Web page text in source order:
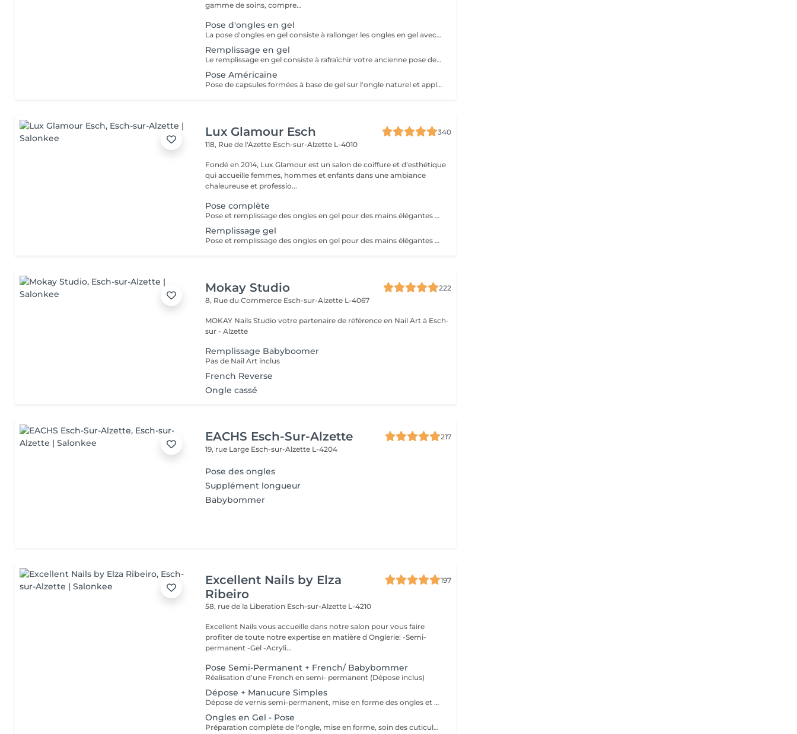
gamme de soins, compre...
Pose d'ongles en gel
La pose d'ongles en gel consiste à rallonger les ongles en gel avec chablons ou capsules et poser un vernis semi-permanent pour une tenue de 3 à 4 semaines. MERCI DE RÉSERVER DIRECTEMENT SUR SALONKEE VOS DÉCORATIONS (french, babyboomer, strass, poudre,) si elles ne sont pas sélectionnées nous ne pourrons pas les réaliser par manque de temps. Une carte bancaire est requise pour ce service mais ne sera débitée qu'en cas de non-présentation sans préavis. Aucun frais ne sera appliqué si vous annulez votre rendez-vous par téléphone ou par vous-même en ligne.
Remplissage en gel
Le remplissage en gel consiste à rafraîchir votre ancienne pose de gel et la couleur. MERCI DE RÉSERVER DIRECTEMENT SUR SALONKEE VOS DÉCORATIONS (french, babyboomer, strass, poudre,) si elles ne sont pas sélectionnées nous ne pourrons pas les réaliser par manque de temps. Une carte bancaire est requise pour ce service mais ne sera débitée qu'en cas de non-présentation sans préavis. Aucun frais ne sera appliqué si vous annulez votre rendez-vous par téléphone ou par vous-même en ligne.
Pose Américaine
Pose de capsules formées à base de gel sur l'ongle naturel et application d'un vernis semi-permanent pour une durée de 3 à 4 semaines.
Lux Glamour Esch
340
118, Rue de l'Azette Esch-sur-Alzette L-4010
Fondé en 2014, Lux Glamour est un salon de coiffure et d'esthétique
qui accueille femmes, hommes et enfants dans une ambiance
chaleureuse et professio...
Pose complète
Pose et remplissage des ongles en gel pour des mains élégantes et durables. La French et le Babyboomer entraînent un supplément de 7 €. Pour toute décoration (brillants, dessins, motifs), à partir de la deuxième ongle décoré, un coût supplémentaire de 3 € sera appliqué.
Remplissage gel
Pose et remplissage des ongles en gel pour des mains élégantes et durables. La French et le Babyboomer entraînent un supplément de 7 €. Pour toute décoration (brillants, dessins, motifs), à partir de la deuxième ongle décoré, un coût supplémentaire de 3 € sera appliqué.
Mokay Studio
222
8, Rue du Commerce Esch-sur-Alzette L-4067
MOKAY Nails Studio votre partenaire de référence en Nail Art à Esch-
sur - Alzette
Remplissage Babyboomer
Pas de Nail Art inclus
French Reverse
Ongle cassé
EACHS Esch-Sur-Alzette
217
19, rue Large Esch-sur-Alzette L-4204
Pose des ongles
Supplément longueur
Babybommer
Excellent Nails by Elza
Ribeiro
197
58, rue de la Liberation Esch-sur-Alzette L-4210
Excellent Nails vous accueille dans notre salon pour vous faire
profiter de toute notre expertise en matière d Onglerie: -Semi-
permanent -Gel -Acryli...
Pose Semi-Permanent + French/ Babybommer
Réalisation d'une French en semi- permanent (Dépose inclus)
Dépose + Manucure Simples
Dépose de vernis semi-permanent, mise en forme des ongles et soin des cuticules pour des mains nettes et soignées.
Ongles en Gel - Pose
Préparation complète de l'ongle, mise en forme, soin des cuticules et pose gel chablon avec la couleur de votre choix.